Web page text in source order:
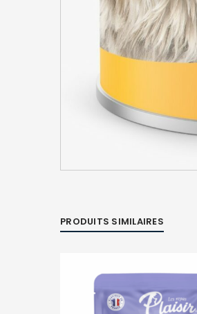
PRODUITS SIMILAIRES